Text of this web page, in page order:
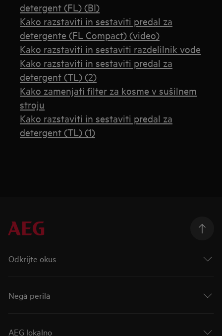
detergent (FL) (BI)
Kako razstaviti in sestaviti predal za
detergente (FL Compact) (video)
Kako razstaviti in sestaviti razdelilnik vode
Kako razstaviti in sestaviti predal za
detergent (TL) (2)
Kako zamenjati filter za kosme v sušilnem
stroju
Kako razstaviti in sestaviti predal za
detergent (TL) (1)
Odkrijte okus
Nega perila
AEG lokalno